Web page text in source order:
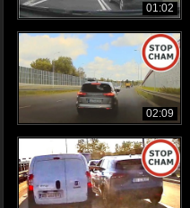
01:02
02:09